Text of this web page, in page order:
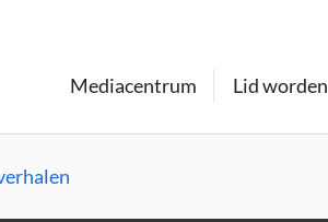
Mediacentrum Lid worden